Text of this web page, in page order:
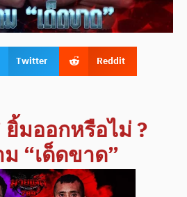
Twitter
Reddit
มออกหรือไม่ ?
“เด็ดขาด”